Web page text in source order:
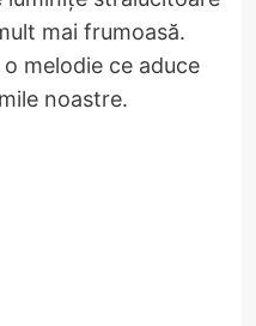
mai frumoasă.
melodie ce aduce
noastre.